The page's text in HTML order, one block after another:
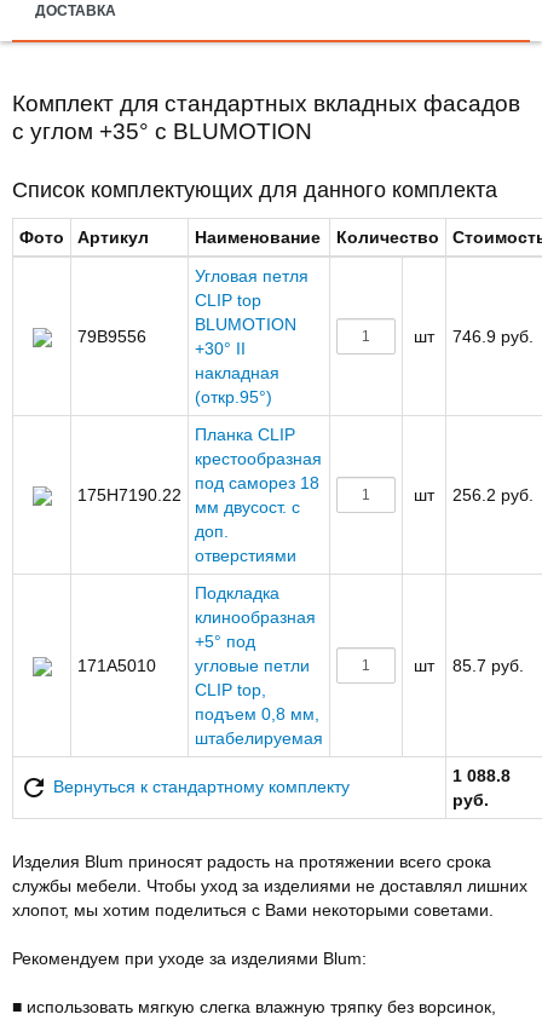
ДОСТАВКА
Комплект для стандартных вкладных фасадов
с углом +35° с BLUMOTION
Список комплектующих для данного комплекта
Фото Артикул Наименование Количество
79B9556
Угловая петля
CLIP top
BLUMOTION
+30° II
накладная
(откр.95°)
шт 746.9 руб.
175H7190.22
Планка CLIP
крестообразная
под саморез 18
мм двусост. с
доп.
отверстиями
шт 256.2 руб.
171A5010
Подкладка
клинообразная
+5° под
угловые петли
CLIP top,
подъем 0,8 мм,
штабелируемая
шт 85.7 руб.
Вернуться к стандартному комплекту
1 088.8
руб.
Изделия Blum приносят радость на протяжении всего срока
службы мебели. Чтобы уход за изделиями не доставлял лишних
хлопот, мы хотим поделиться с Вами некоторыми советами.
Рекомендуем при уходе за изделиями Blum:
■ использовать мягкую слегка влажную тряпку без ворсинок,